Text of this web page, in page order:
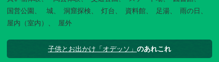
国営公園
城 洞窟探検 灯台 資料館 足湯
雨の日
屋内（室内）
屋外
子供とお出かけ「オデッソ」 のあれこれ